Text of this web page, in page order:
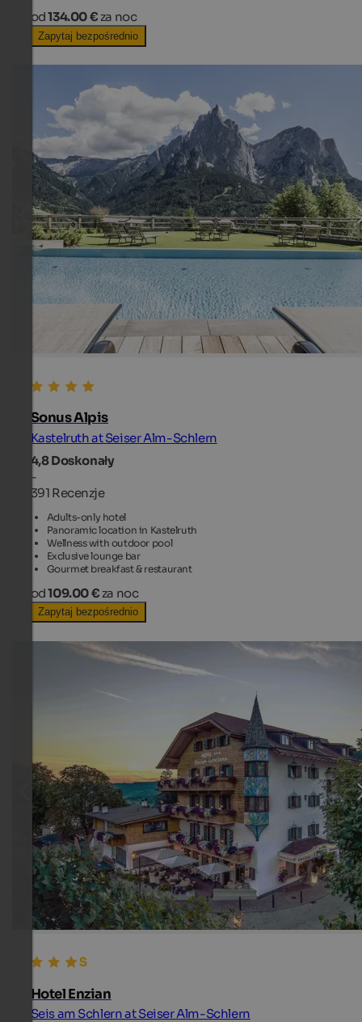
od134.00 € za noc
Zapytaj bezpośrednio
Sonus Alpis
Kastelruth at Seiser Alm-Schlern
4,8Doskonały
-
391 Recenzje
Adults-only hotel
Panoramic location in Kastelruth
Wellness with outdoor pool
Exclusive lounge bar
Gourmet breakfast & restaurant
od109.00 € za noc
Zapytaj bezpośrednio
Hotel Enzian
Seis am Schlern at Seiser Alm-Schlern